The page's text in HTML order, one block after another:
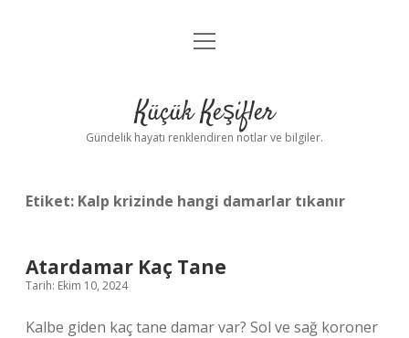
Anasayfa
Yasal Uyarı
menüyü
Küçük Keşifler
Gündelik hayatı renklendiren notlar ve bilgiler.
Etiket: Kalp krizinde hangi damarlar tıkanır
Atardamar Kaç Tane
Tarih: Ekim 10, 2024
Kalbe giden kaç tane damar var? Sol ve sağ koroner